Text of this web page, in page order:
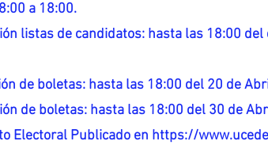
a 18:00.
listas de candidatos: hasta las 18:00 del
de boletas: hasta las 18:00 del 20 de
de boletas: hasta las 18:00 del 30 de
Electoral Publicado en https://